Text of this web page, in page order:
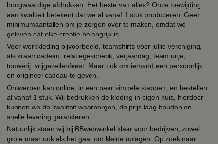
hoogwaardige afdrukken. Het beste van alles? Onze toewijding
aan kwaliteit betekent dat we al vanaf 1 stuk produceren. Geen
minimumaantallen om je zorgen over te maken, omdat we
geloven dat elke creatie belangrijk is.
Voor werkkleding bijvoorbeeld, teamshirts voor jullie vereniging,
als kraamcadeau, relatiegeschenk, verjaardag, team uitje,
touwerij, vrijgezellenfeest. Maar ook om iemand een persoonlijk
en origineel cadeau te geven.
Ontwerpen kan online, in een paar simpele stappen, en bestellen
al vanaf 1 stuk. Wij bedrukken de kleding in eigen huis, hierdoor
kunnen we de kwaliteit waarborgen, de prijs laag houden en
snelle levering garanderen.
Natuurlijk staan wij bij BBwebwinkel klaar voor bedrijven, zowel
grote maar ook als het gaat om kleine oplagen. Op zoek naar